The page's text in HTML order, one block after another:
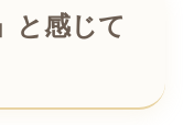
と感じて